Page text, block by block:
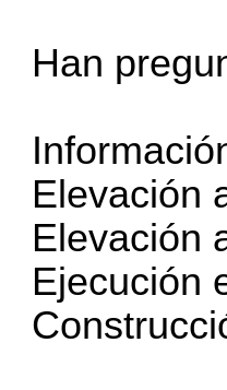
Han
Elevación
Elevación
Ejecución